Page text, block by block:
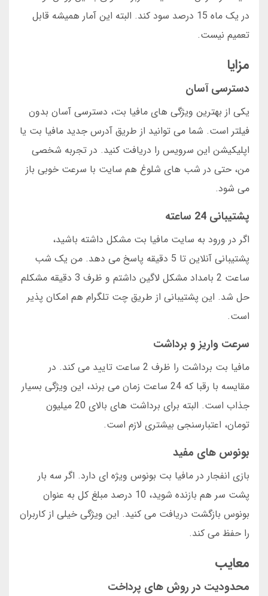
در یک ماه 15 درصد سود کند. البته این آمار همیشه قابل
تعمیم نیست.
مزایا
دسترسی آسان
یکی از بهترین ویژگی های مافیا بت، دسترسی آسان بدون
فیلتر است. شما می توانید از طریق آدرس جدید مافیا بت یا
اپلیکیشن این سرویس را دریافت کنید. در تجربه شخصی
من، حتی در شب های شلوغ هم سایت با سرعت خوبی باز
می شود.
پشتیبانی 24 ساعته
اگر در ورود به سایت مافیا بت مشکل داشته باشید،
پشتیبانی آنلاین تا 5 دقیقه پاسخ می دهد. من یک شب
ساعت 2 بامداد مشکل لاگین داشتم و ظرف 3 دقیقه مشکلم
حل شد. این پشتیبانی از طریق چت تلگرام هم امکان پذیر
است.
سرعت واریز و برداشت
مافیا بت برداشت را ظرف 2 ساعت تایید می کند. در
مقایسه با رقبا که 24 ساعت زمان می برند، این ویژگی بسیار
جذاب است. البته برای برداشت های بالای 20 میلیون
تومان، اعتبارسنجی بیشتری لازم است.
بونوس های مفید
بازی انفجار در مافیا بت بونوس ویژه ای دارد. اگر سه بار
پشت سر هم بازنده شوید، 10 درصد مبلغ کل به عنوان
بونوس بازگشت دریافت می کنید. این ویژگی خیلی از کاربران
را حفظ می کند.
معایب
محدودیت در روش های پرداخت